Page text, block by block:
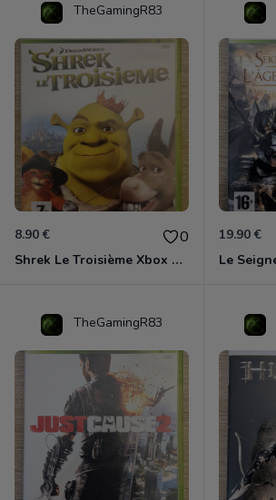
TheGamingR83
8.90 € 0
Shrek Le Troisième Xbox 360
19.90 €
TheGamingR83